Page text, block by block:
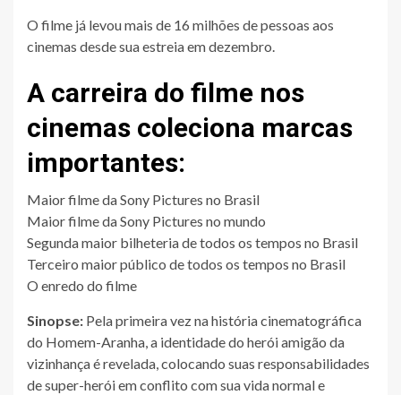
O filme já levou mais de 16 milhões de pessoas aos
cinemas desde sua estreia em dezembro.
A carreira do filme nos
cinemas coleciona marcas
importantes:
Maior filme da Sony Pictures no Brasil
Maior filme da Sony Pictures no mundo
Segunda maior bilheteria de todos os tempos no Brasil
Terceiro maior público de todos os tempos no Brasil
O enredo do filme
Sinopse: Pela primeira vez na história cinematográfica
do Homem-Aranha, a identidade do herói amigão da
vizinhança é revelada, colocando suas responsabilidades
de super-herói em conflito com sua vida normal e